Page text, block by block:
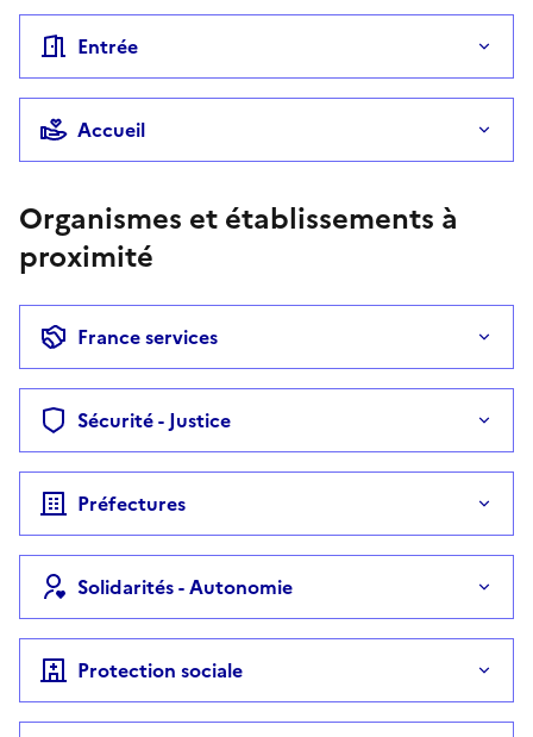
Entrée
Accueil
Organismes et établissements à
proximité
France services
Sécurité - Justice
Préfectures
Solidarités - Autonomie
Protection sociale